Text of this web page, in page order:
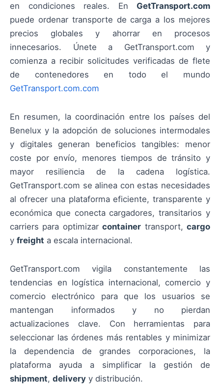
en condiciones reales. En GetTransport.com
puede ordenar transporte de carga a los mejores
precios globales y ahorrar en procesos
innecesarios. Únete a GetTransport.com y
comienza a recibir solicitudes verificadas de flete
de contenedores en todo el mundo
GetTransport.com.com
En resumen, la coordinación entre los países del
Benelux y la adopción de soluciones intermodales
y digitales generan beneficios tangibles: menor
coste por envío, menores tiempos de tránsito y
mayor resiliencia de la cadena logística.
GetTransport.com se alinea con estas necesidades
al ofrecer una plataforma eficiente, transparente y
económica que conecta cargadores, transitarios y
carriers para optimizarcontainer transport,cargo
y freight a escala internacional.
GetTransport.com vigila constantemente las
tendencias en logística internacional, comercio y
comercio electrónico para que los usuarios se
mantengan informados y no pierdan
actualizaciones clave. Con herramientas para
seleccionar las órdenes más rentables y minimizar
la dependencia de grandes corporaciones, la
plataforma ayuda a simplificar la gestión de
shipment, delivery y distribución.